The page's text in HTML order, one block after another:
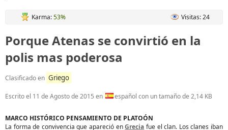
Karma:53% Visitas: 24
Porque Atenas se convirtió en la
polis mas poderosa
Clasificado en Griego
Escrito el 11 de Agosto de 2015 en español con un tamaño de 2,14 KB
MARCO HISTÓRICO PENSAMIENTO DE PLATOÓN
La forma de convivencia que apareció enGrecia fue el clan. Los clanes iban